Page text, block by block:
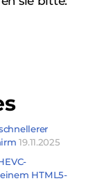
19.11.2025
HTML5-